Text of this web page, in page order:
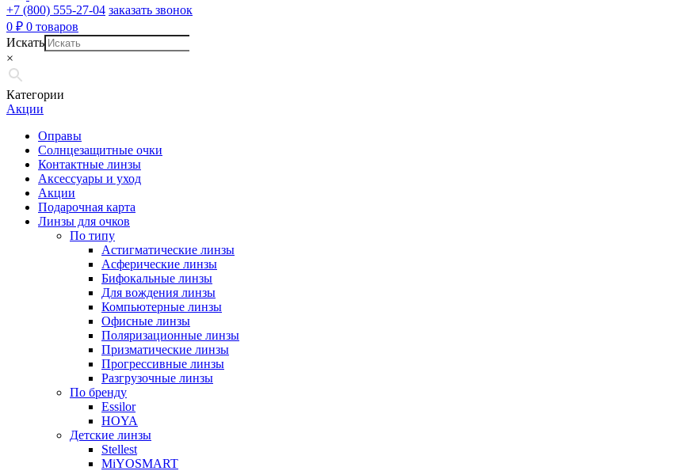
+7 (800) 555-27-04 заказать звонок
0 ₽ 0 товаров
Искать
×
Категории
Акции
Оправы
Солнцезащитные очки
Контактные линзы
Аксессуары и уход
Акции
Подарочная карта
Линзы для очков
По типу
Астигматические линзы
Асферические линзы
Бифокальные линзы
Для вождения линзы
Компьютерные линзы
Офисные линзы
Поляризационные линзы
Призматические линзы
Прогрессивные линзы
Разгрузочные линзы
По бренду
Essilor
HOYA
Детские линзы
Stellest
MiYOSMART